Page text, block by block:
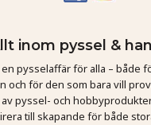
inom pyssel &
pysselaffär för alla – både
och för den som bara vill
pyssel- och
till skapande för både